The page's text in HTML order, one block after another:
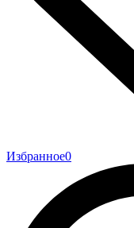
Избранное0